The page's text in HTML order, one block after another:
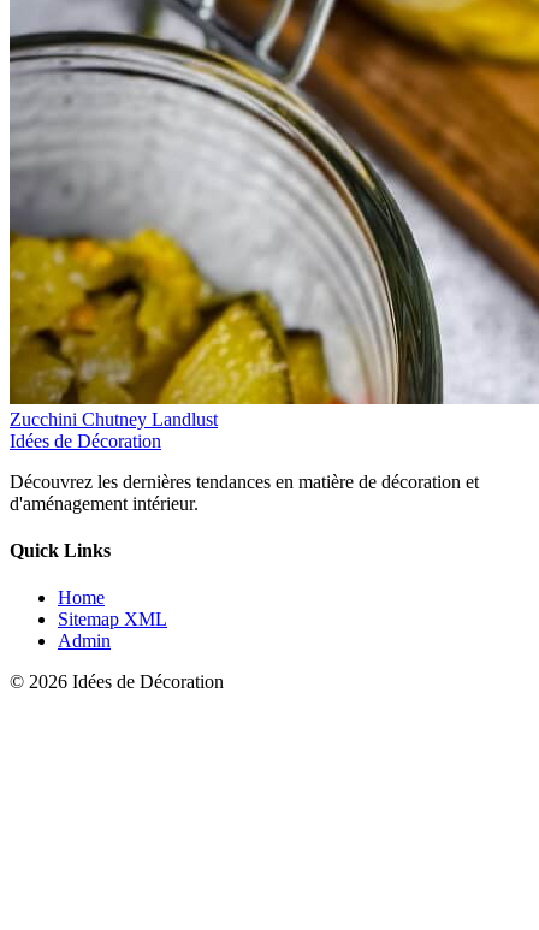
Zucchini Chutney Landlust
Idées de Décoration
Découvrez les dernières tendances en matière de décoration et
d'aménagement intérieur.
Quick Links
Home
Sitemap XML
Admin
© 2026 Idées de Décoration